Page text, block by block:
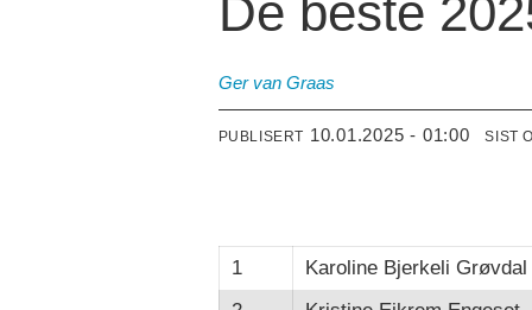
De beste
Ger van Graas
PUBLISERT 10.01.2025 - 01:00 SIST
1 Karoline Bjerkeli Grøvdal